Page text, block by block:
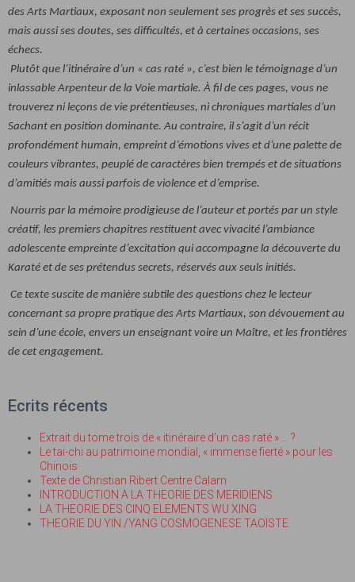
des Arts Martiaux, exposant non seulement ses progrès et ses succès,
mais aussi ses doutes, ses difficultés, et à certaines occasions, ses
échecs.
Plutôt que l’itinéraire d’un « cas raté », c’est bien le témoignage d’un
inlassable Arpenteur de la Voie martiale. À fil de ces pages, vous ne
trouverez ni leçons de vie prétentieuses, ni chroniques martiales d’un
Sachant en position dominante. Au contraire, il s’agit d’un récit
profondément humain, empreint d’émotions vives et d’une palette de
couleurs vibrantes, peuplé de caractères bien trempés et de situations
d’amitiés mais aussi parfois de violence et d’emprise.
Nourris par la mémoire prodigieuse de l’auteur et portés par un style
créatif, les premiers chapitres restituent avec vivacité l’ambiance
adolescente empreinte d’excitation qui accompagne la découverte du
Karaté et de ses prétendus secrets, réservés aux seuls initiés.
Ce texte suscite de manière subtile des questions chez le lecteur
concernant sa propre pratique des Arts Martiaux, son dévouement au
sein d’une école, envers un enseignant voire un Maître, et les frontières
de cet engagement.
Ecrits récents
Extrait du tome trois de « itinéraire d’un cas raté » … ?
Le tai-chi au patrimoine mondial, « immense fierté » pour les
Chinois
Texte de Christian Ribert Centre Calam
INTRODUCTION A LA THEORIE DES MERIDIENS
LA THEORIE DES CINQ ELEMENTS WU XING
THEORIE DU YIN /YANG COSMOGENESE TAOÏSTE